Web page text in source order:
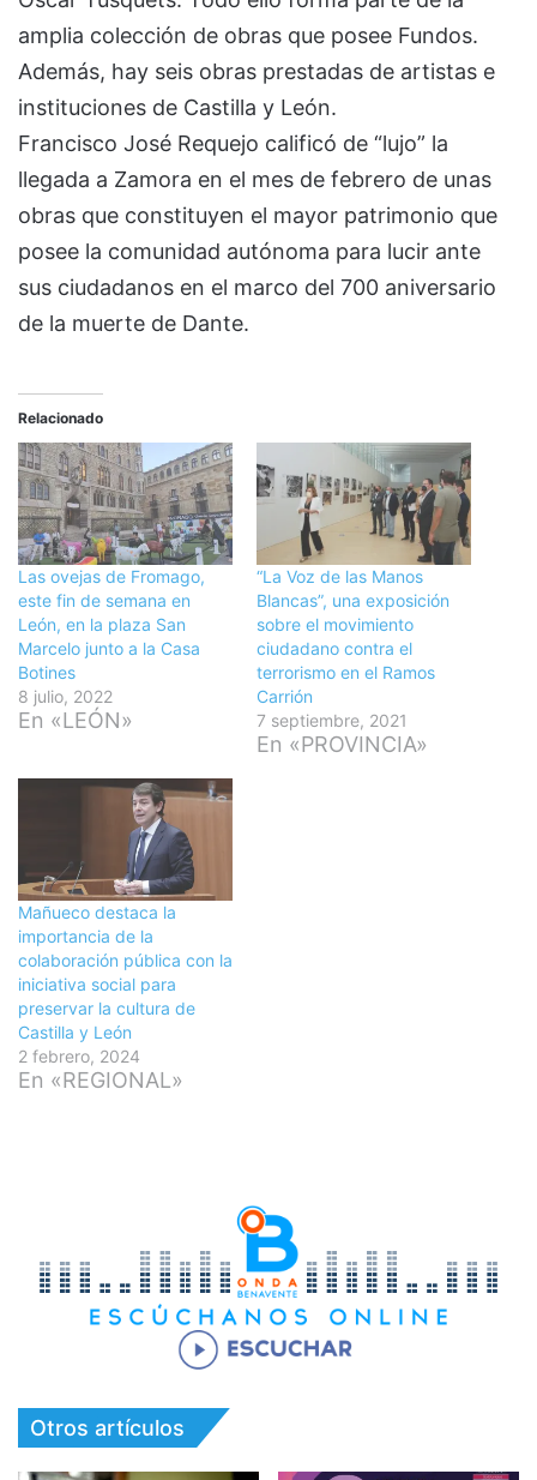
amplia colección de obras que posee Fundos.
Además, hay seis obras prestadas de artistas e
instituciones de Castilla y León.
Francisco José Requejo calificó de “lujo” la
llegada a Zamora en el mes de febrero de unas
obras que constituyen el mayor patrimonio que
posee la comunidad autónoma para lucir ante
sus ciudadanos en el marco del 700 aniversario
de la muerte de Dante.
Relacionado
Las ovejas de Fromago,
este fin de semana en
León, en la plaza San
Marcelo junto a la Casa
Botines
8 julio, 2022
En «LEÓN»
“La Voz de las Manos
Blancas”, una exposición
sobre el movimiento
ciudadano contra el
terrorismo en el Ramos
Carrión
7 septiembre, 2021
En «PROVINCIA»
Mañueco destaca la
importancia de la
colaboración pública con la
iniciativa social para
preservar la cultura de
Castilla y León
2 febrero, 2024
En «REGIONAL»
Otros artículos